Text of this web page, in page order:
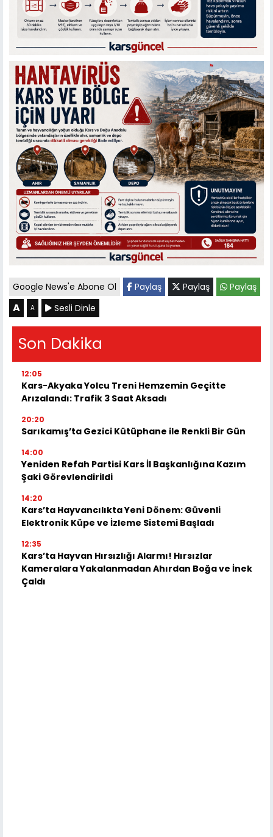
Google News'e Abone Ol Paylaş Paylaş Paylaş
A A Sesli Dinle
Son Dakika
12:05
Kars-Akyaka Yolcu Treni Hemzemin Geçitte
Arızalandı: Trafik 3 Saat Aksadı
20:20
Sarıkamış’ta Gezici Kütüphane ile Renkli Bir Gün
14:00
Yeniden Refah Partisi Kars İl Başkanlığına Kazım
Şaki Görevlendirildi
14:20
Kars’ta Hayvancılıkta Yeni Dönem: Güvenli
Elektronik Küpe ve İzleme Sistemi Başladı
12:35
Kars’ta Hayvan Hırsızlığı Alarmı! Hırsızlar
Kameralara Yakalanmadan Ahırdan Boğa ve İnek
Çaldı